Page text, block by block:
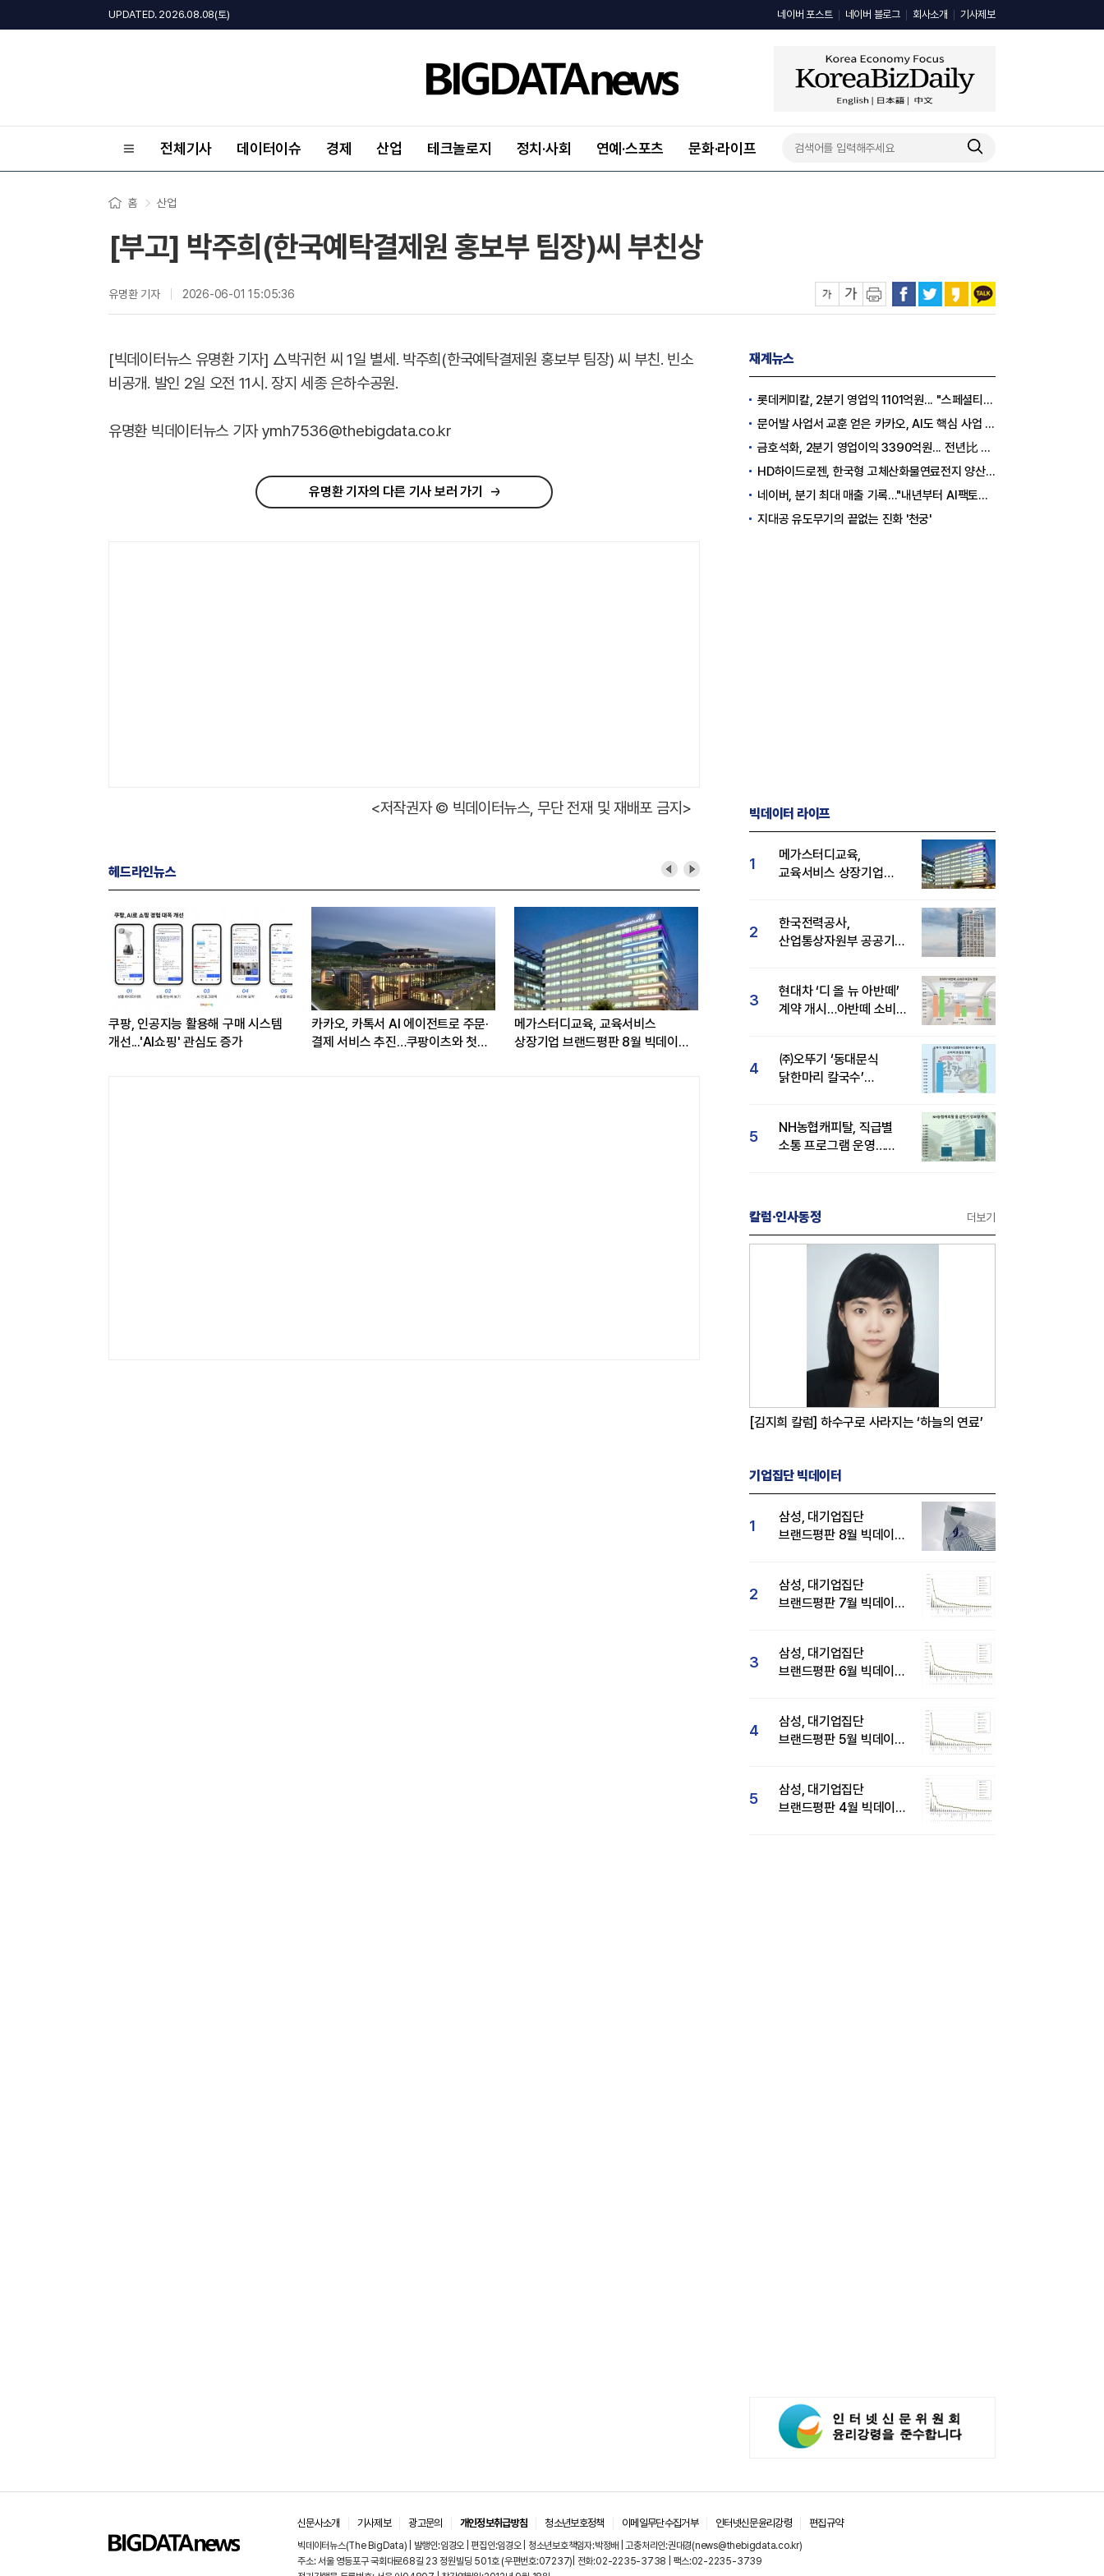
UPDATED. 2026.08.08(토) 네이버 포스트 네이버 블로그 회사소개 기사제보
전체기사 데이터이슈 경제 산업 테크놀로지 정치·사회 연예·스포츠 문화·라이프
홈 산업
[부고] 박주희(한국예탁결제원 홍보부 팀장)씨 부친상
유명환 기자 2026-06-01 15:05:36
[빅데이터뉴스 유명환 기자] △박귀헌 씨 1일 별세. 박주희(한국예탁결제원 홍보부 팀장) 씨 부친. 빈소
비공개. 발인 2일 오전 11시. 장지 세종 은하수공원.
유명환 빅데이터뉴스 기자 ymh7536@thebigdata.co.kr
유명환 기자의 다른 기사 보러 가기
<저작권자 © 빅데이터뉴스, 무단 전재 및 재배포 금지>
헤드라인뉴스
쿠팡, 인공지능 활용해 구매 시스템
개선...'AI쇼핑' 관심도 증가
카카오, 카톡서 AI 에이전트로 주문·
결제 서비스 추진…쿠팡이츠와 첫
메가스터디교육, 교육서비스
상장기업 브랜드평판 8월 빅데이터
SK텔레콤 15GW AI 인프라
꿈꾼다…통신 넘어 AI DC 패권 도전
재계뉴스
롯데케미칼, 2분기 영업익 1101억원... "스페셜티 전환 가속"
문어발 사업서 교훈 얻은 카카오, AI도 핵심 사업 '선택과 집중'
금호석화, 2분기 영업이익 3390억원... 전년比 419% 급증
HD하이드로젠, 한국형 고체산화물연료전지 양산체계 구축
네이버, 분기 최대 매출 기록..."내년부터 AI팩토리 수익 날 것"
지대공 유도무기의 끝없는 진화 '천궁'
빅데이터 라이프
1
메가스터디교육,
교육서비스 상장기업
2
한국전력공사,
산업통상자원부 공공기관
3
현대차 ‘디 올 뉴 아반떼’
계약 개시…아반떼 소비자
4
㈜오뚜기 ‘동대문식
닭한마리 칼국수’
5
NH농협캐피탈, 직급별
소통 프로그램 운영…
칼럼·인사동정 더보기
[김지희 칼럼] 하수구로 사라지는 ‘하늘의 연료’
기업집단 빅데이터
1
삼성, 대기업집단
브랜드평판 8월 빅데이터
2
삼성, 대기업집단
브랜드평판 7월 빅데이터
3
삼성, 대기업집단
브랜드평판 6월 빅데이터
4
삼성, 대기업집단
브랜드평판 5월 빅데이터
5
삼성, 대기업집단
브랜드평판 4월 빅데이터
신문사소개 기사제보 광고문의 개인정보취급방침 청소년보호정책 이메일무단수집거부 인터넷신문윤리강령 편집규약
빅데이터뉴스(The BigData) | 발행인:임경오 | 편집인:임경오 | 청소년보호책임자:박정배 | 고충처리인:권대경(news@thebigdata.co.kr)
주소: 서울 영등포구 국회대로68길 23 정원빌딩 501호 (우편번호:07237)| 전화:02-2235-3738 | 팩스:02-2235-3739